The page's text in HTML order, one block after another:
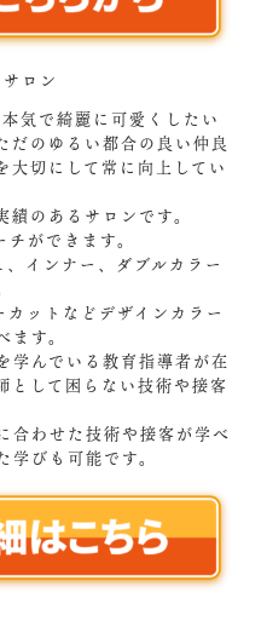
ロン
気で綺麗に可愛くしたい
だのゆるい都合の良い仲良
大切にして常に向上してい
のあるサロンです。
ができます。
インナー、ダブルカラー
ットなどデザインカラー
す。
学んでいる教育指導者が在
として困らない技術や接客
合わせた技術や接客が学べ
びも可能です。